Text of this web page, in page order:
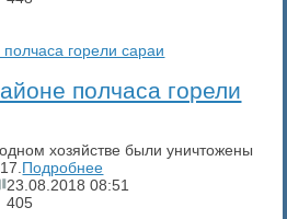
полчаса горели
хозяйстве были уничтожены
Подробнее
23.08.2018 08:51
405